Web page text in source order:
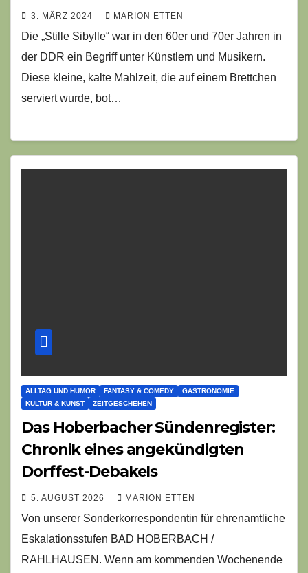
3. MÄRZ 2024 MARION ETTEN
Die „Stille Sibylle“ war in den 60er und 70er Jahren in
der DDR ein Begriff unter Künstlern und Musikern.
Diese kleine, kalte Mahlzeit, die auf einem Brettchen
serviert wurde, bot…
ALLTAG UND HUMOR FANTASY & COMEDY
GASTRONOMIE
KULTUR & KUNST
ZEITGESCHEHEN
Das Hoberbacher Sündenregister:
Chronik eines angekündigten
Dorffest-Debakels
5. AUGUST 2026 MARION ETTEN
Von unserer Sonderkorrespondentin für ehrenamtliche
Eskalationsstufen BAD HOBERBACH /
RAHLHAUSEN. Wenn am kommenden Wochenende